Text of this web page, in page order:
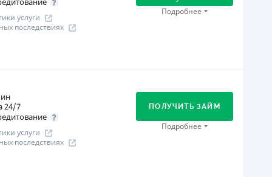
Через терминалы самообслуживания
Через отделения банков-партнеров
информация о кредите
услуги
последствиях
Подробнее
Через отделения банков-партнеров
Через терминалы самообслуживания
В кассах и терминалах отделений
Через терминалы Приватбанка
24/7
услуги
последствиях
ПОЛУЧИТЬ ЗАЙМ
Подробнее